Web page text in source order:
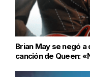
Brian May se negó
canción de Queen: